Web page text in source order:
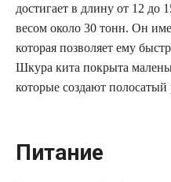
достигает в длину от 12 до
весом около 30 тонн. Он
которая позволяет ему
Шкура кита покрыта
которые создают полосатый
Питание